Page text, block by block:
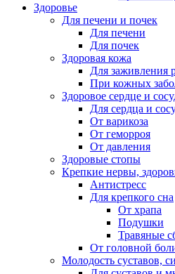
Здоровье
Для печени и почек
Для печени
Для почек
Здоровая кожа
Для заживления
При кожных
Здоровое сердце и
Для сердца и
От варикоза
От геморроя
От давления
Здоровые стопы
Крепкие нервы,
Антистресс
Для крепкого сна
От храпа
Подушки
Травяные
От головной
Молодость суставов,